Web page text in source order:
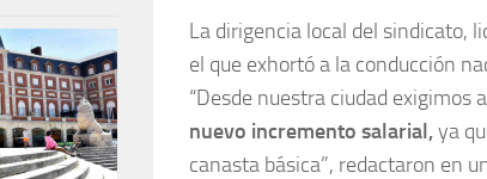
La dirigencia local del sindicato,
el que exhortó a la conducción
“Desde nuestra ciudad exigimos
nuevo incremento salarial,ya
canasta básica”, redactaron en